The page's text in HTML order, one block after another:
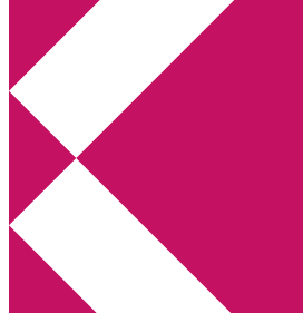
Annikas litteratur- och kulturblogg
Deckare, kriminalromaner, thrillers
Hem
Boktolva